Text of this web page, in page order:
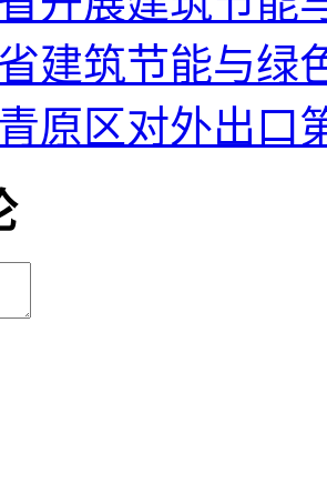
建筑节能与绿
原区对外出口